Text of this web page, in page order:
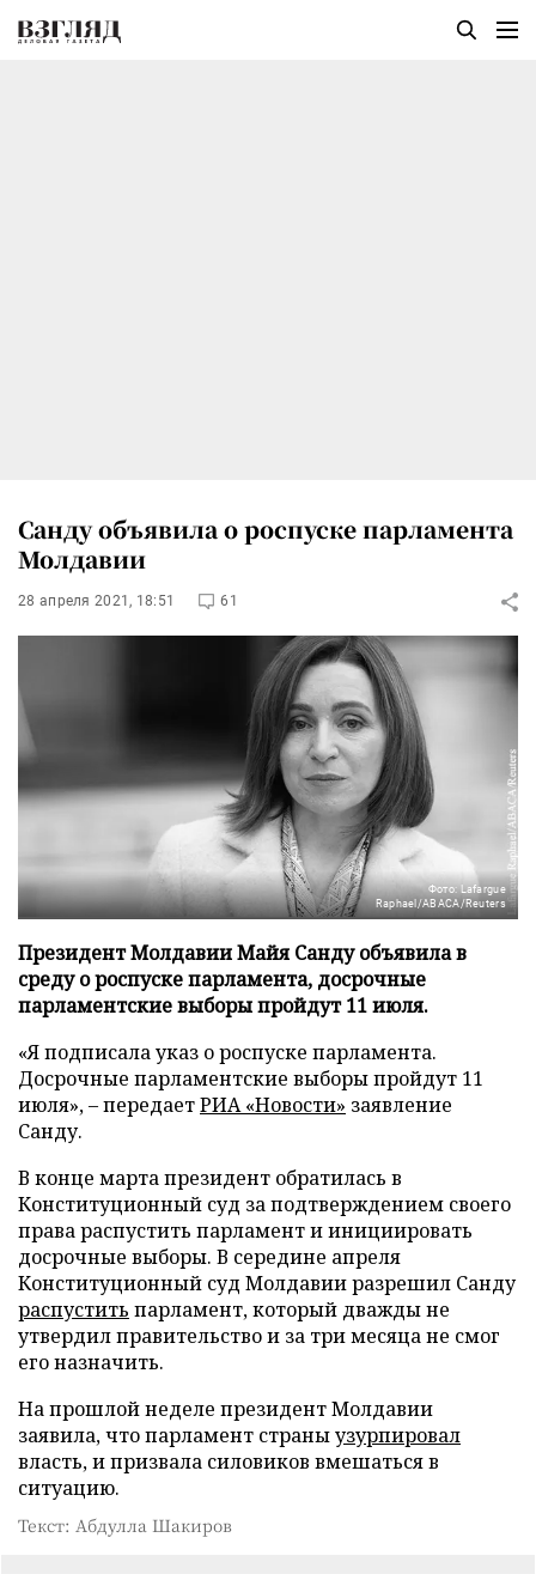
Санду объявила о роспуске парламента
Молдавии
28 апреля 2021, 18:51 61
Фото: Lafargue
Raphael/ABACA/Reuters
Президент Молдавии Майя Санду объявила в
среду о роспуске парламента, досрочные
парламентские выборы пройдут 11 июля.
«Я подписала указ о роспуске парламента.
Досрочные парламентские выборы пройдут 11
июля», – передаетРИА «Новости» заявление
Санду.
В конце марта президент обратилась в
Конституционный суд за подтверждением своего
права распустить парламент и инициировать
досрочные выборы. В середине апреля
Конституционный суд Молдавии разрешил Санду
распустить парламент, который дважды не
утвердил правительство и за три месяца не смог
его назначить.
На прошлой неделе президент Молдавии
заявила, что парламент страныузурпировал
власть, и призвала силовиков вмешаться в
ситуацию.
Текст: Абдулла Шакиров